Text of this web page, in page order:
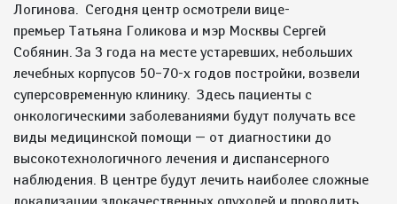
Логинова. Сегодня центр осмотрели вице-
премьер Татьяна Голикова и мэр Москвы Сергей
Собянин. За 3 года на месте устаревших, небольших
лечебных корпусов 50–70-х годов постройки, возвели
суперсовременную клинику. Здесь пациенты с
онкологическими заболеваниями будут получать все
виды медицинской помощи — от диагностики до
высокотехнологичного лечения и диспансерного
наблюдения. В центре будут лечить наиболее сложные